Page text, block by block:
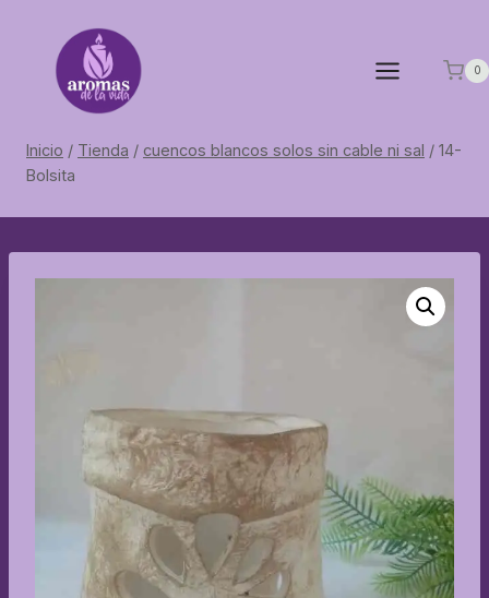
contenido
0
Inicio / Tienda / cuencos blancos solos sin cable ni sal / 14-
Bolsita